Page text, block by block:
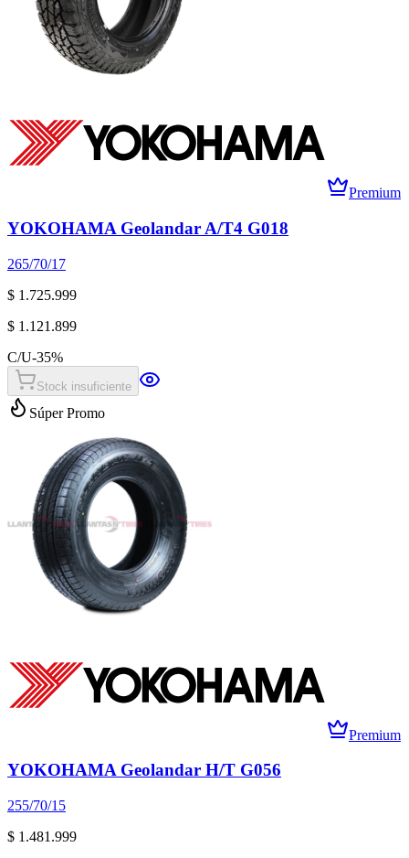
Premium
YOKOHAMA Geolandar A/T4 G018
265/70/17
$ 1.725.999
$ 1.121.899
C/U-35%
Stock insuficiente
Súper Promo
Premium
YOKOHAMA Geolandar H/T G056
255/70/15
$ 1.481.999